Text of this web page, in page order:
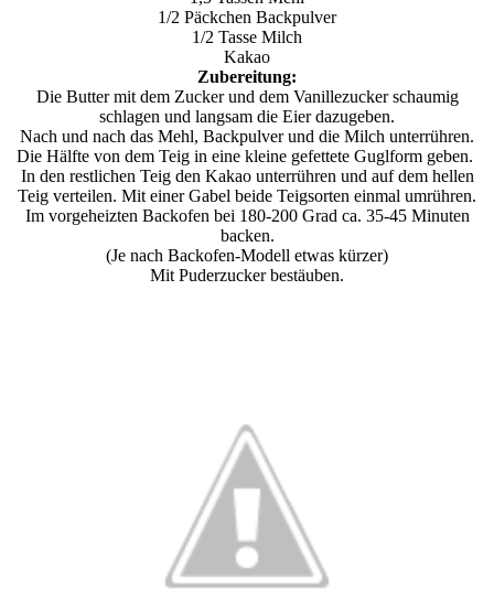
1/2 Päckchen Backpulver
1/2 Tasse Milch
Kakao
Zubereitung:
Die Butter mit dem Zucker und dem Vanillezucker schaumig
schlagen und langsam die Eier dazugeben.
Nach und nach das Mehl, Backpulver und die Milch unterrühren.
Die Hälfte von dem Teig in eine kleine gefettete Guglform geben.
In den restlichen Teig den Kakao unterrühren und auf dem hellen
Teig verteilen. Mit einer Gabel beide Teigsorten einmal umrühren.
Im vorgeheizten Backofen bei 180-200 Grad ca. 35-45 Minuten
backen.
(Je nach Backofen-Modell etwas kürzer)
Mit Puderzucker bestäuben.